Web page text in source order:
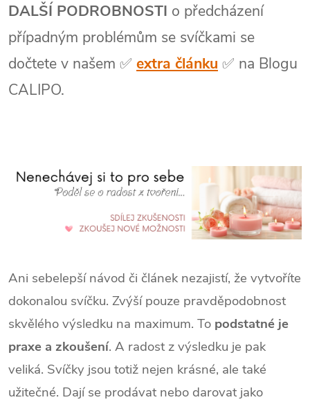
DALŠÍ PODROBNOSTI o předcházení
případným problémům se svíčkami se
dočtete v našem ✅ extra článku ✅ na Blogu
CALIPO.
Ani sebelepší návod či článek nezajistí, že vytvoříte
dokonalou svíčku. Zvýší pouze pravděpodobnost
skvělého výsledku na maximum. To podstatné je
praxe a zkoušení. A radost z výsledku je pak
veliká. Svíčky jsou totiž nejen krásné, ale také
užitečné. Dají se prodávat nebo darovat jako